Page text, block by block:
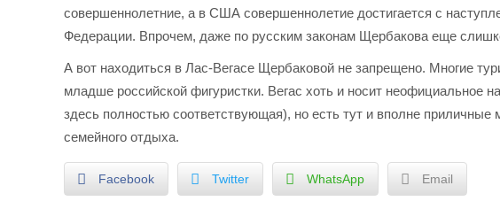
совершеннолетние, а в США совершеннолетие достигается с
Федерации. Впрочем, даже по русским законам Щербакова еще
А вот находиться в Лас-Вегасе Щербаковой не запрещено. Многие
младше российской фигуристки. Вегас хоть и носит неофициальное
здесь полностью соответствующая), но есть тут и вполне приличные
семейного отдыха.
Facebook Twitter WhatsApp Email